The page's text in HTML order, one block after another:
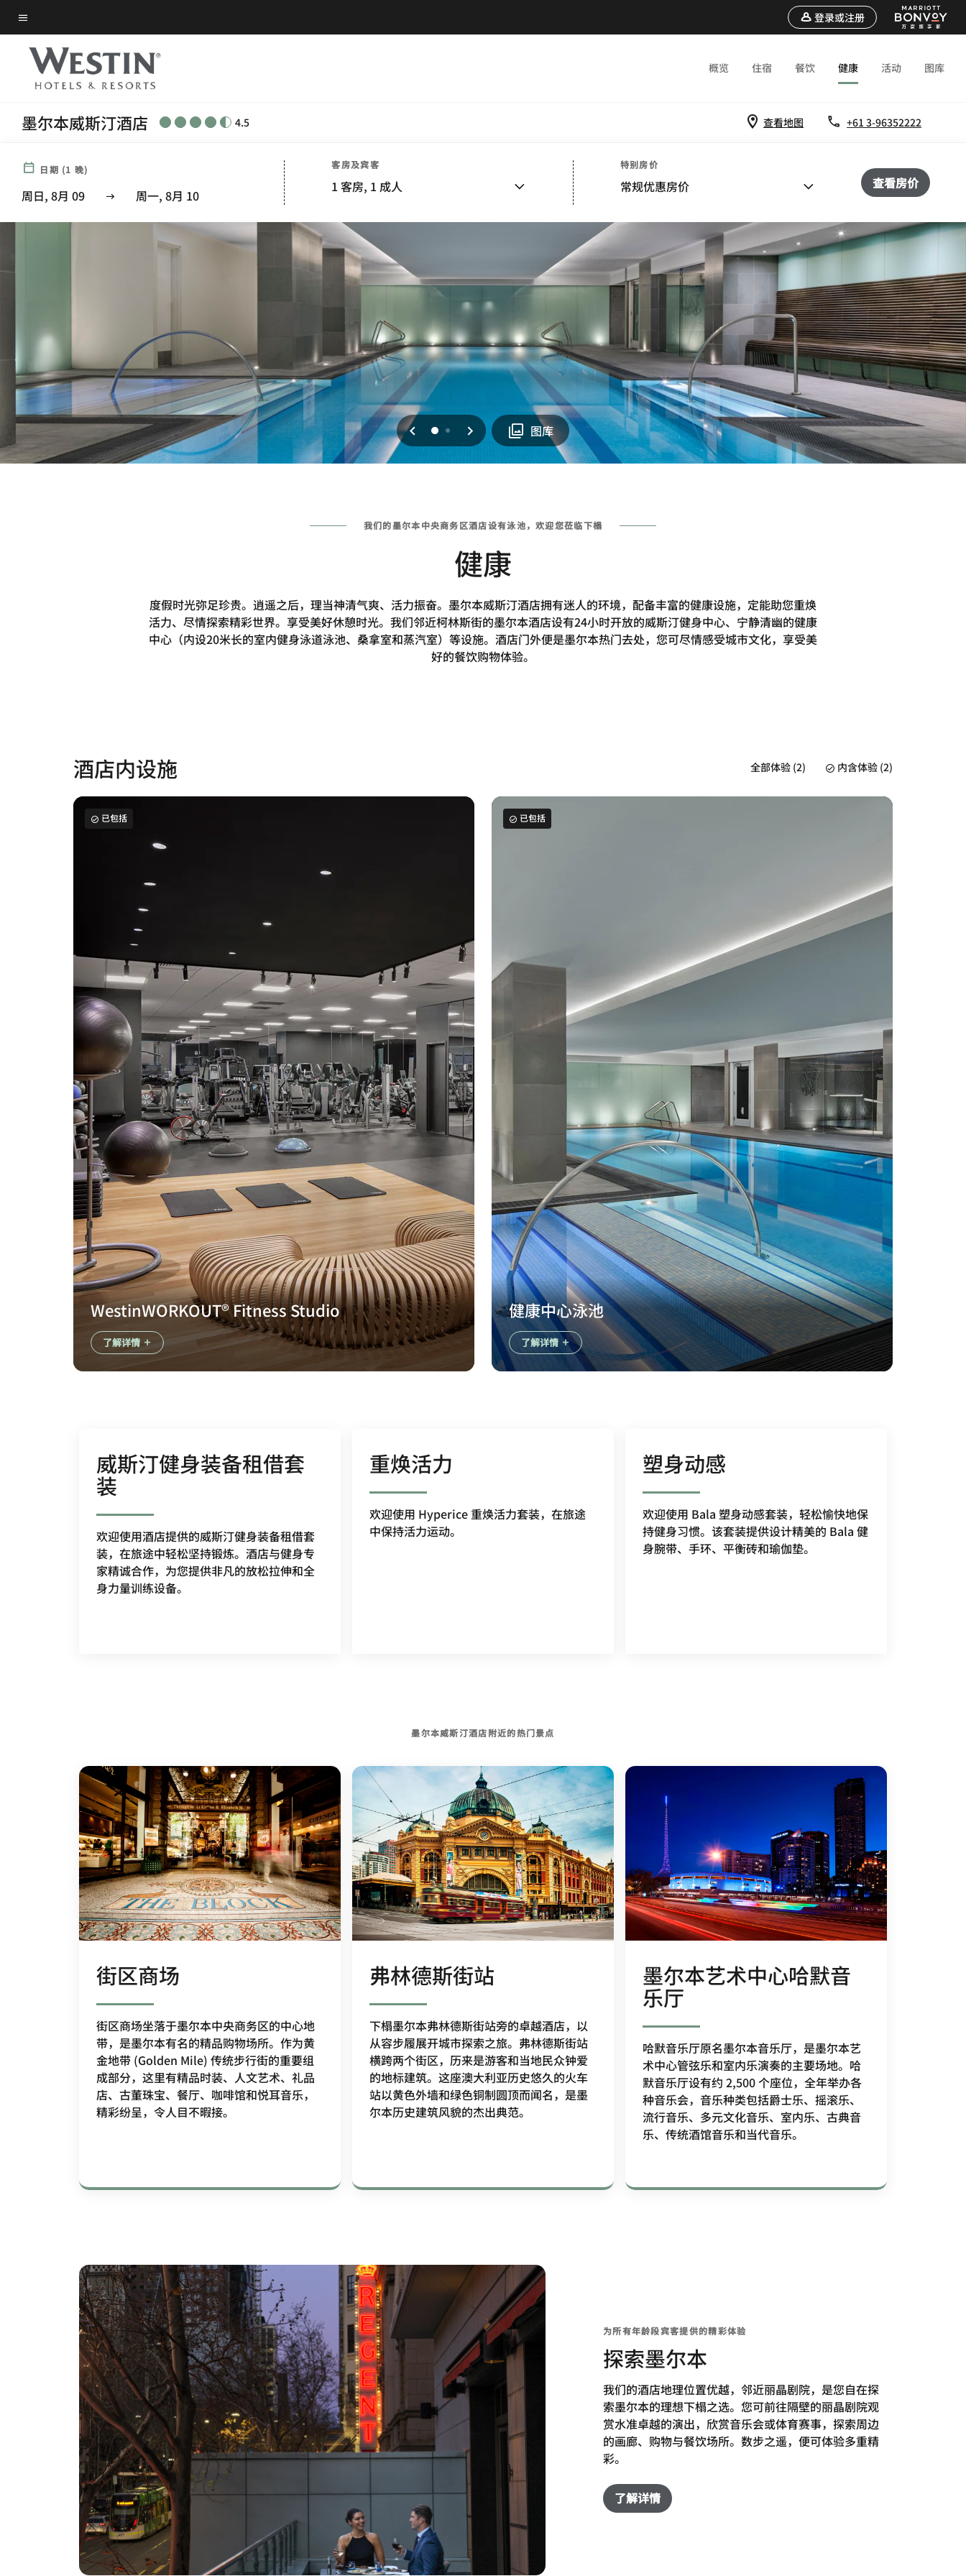
Skip
to
main
content
菜单文本
登录或注册
概览 住宿 餐饮 健康 活动 图库
墨尔本威斯汀酒店 4.5 查看地图 +61 3-96352222
日期 (1 晚)
周日, 8月 09 周一, 8月 10
客房及宾客
1 客房, 1 成人
特别房价
常规优惠房价 查看房价
上一页
0 1 下一页 图库
我们的墨尔本中央商务区酒店设有泳池，欢迎您莅临下榻
健康
度假时光弥足珍贵。逍遥之后，理当神清气爽、活力振奋。墨尔本威斯汀酒店拥有迷人的环境，配备丰富的健康设施，定能助您重焕
活力、尽情探索精彩世界。享受美好休憩时光。我们邻近柯林斯街的墨尔本酒店设有24小时开放的威斯汀健身中心、宁静清幽的健康
中心（内设20米长的室内健身泳道泳池、桑拿室和蒸汽室）等设施。酒店门外便是墨尔本热门去处，您可尽情感受城市文化，享受美
好的餐饮购物体验。
酒店内设施 全部体验 (2) 内含体验 (2)
已包括
WestinWORKOUT® Fitness Studio
了解详情
已包括
健康中心泳池
了解详情
威斯汀健身装备租借套
装
欢迎使用酒店提供的威斯汀健身装备租借套
装，在旅途中轻松坚持锻炼。酒店与健身专
家精诚合作，为您提供非凡的放松拉伸和全
身力量训练设备。
重焕活力
欢迎使用 Hyperice 重焕活力套装，在旅途
中保持活力运动。
塑身动感
欢迎使用 Bala 塑身动感套装，轻松愉快地保
持健身习惯。该套装提供设计精美的 Bala 健
身腕带、手环、平衡砖和瑜伽垫。
墨尔本威斯汀酒店附近的热门景点
街区商场
街区商场坐落于墨尔本中央商务区的中心地
带，是墨尔本有名的精品购物场所。作为黄
金地带 (Golden Mile) 传统步行街的重要组
成部分，这里有精品时装、人文艺术、礼品
店、古董珠宝、餐厅、咖啡馆和悦耳音乐，
精彩纷呈，令人目不暇接。
弗林德斯街站
下榻墨尔本弗林德斯街站旁的卓越酒店，以
从容步履展开城市探索之旅。弗林德斯街站
横跨两个街区，历来是游客和当地民众钟爱
的地标建筑。这座澳大利亚历史悠久的火车
站以黄色外墙和绿色铜制圆顶而闻名，是墨
尔本历史建筑风貌的杰出典范。
墨尔本艺术中心哈默音
乐厅
哈默音乐厅原名墨尔本音乐厅，是墨尔本艺
术中心管弦乐和室内乐演奏的主要场地。哈
默音乐厅设有约 2,500 个座位，全年举办各
种音乐会，音乐种类包括爵士乐、摇滚乐、
流行音乐、多元文化音乐、室内乐、古典音
乐、传统酒馆音乐和当代音乐。
为所有年龄段宾客提供的精彩体验
探索墨尔本
我们的酒店地理位置优越，邻近丽晶剧院，是您自在探
索墨尔本的理想下榻之选。您可前往隔壁的丽晶剧院观
赏水准卓越的演出，欣赏音乐会或体育赛事，探索周边
的画廊、购物与餐饮场所。数步之遥，便可体验多重精
彩。
了解详情